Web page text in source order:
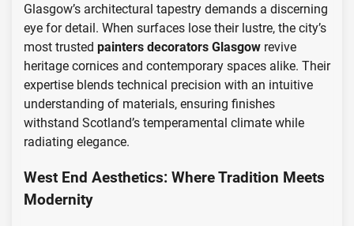
Glasgow’s architectural tapestry demands a discerning
eye for detail. When surfaces lose their lustre, the city’s
most trusted painters decorators Glasgow revive
heritage cornices and contemporary spaces alike. Their
expertise blends technical precision with an intuitive
understanding of materials, ensuring finishes
withstand Scotland’s temperamental climate while
radiating elegance.
West End Aesthetics: Where Tradition Meets
Modernity